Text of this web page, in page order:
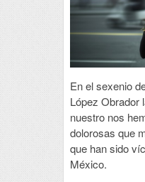
En el sexenio
López Obrador
nuestro nos
dolorosas que
que han sido
México.